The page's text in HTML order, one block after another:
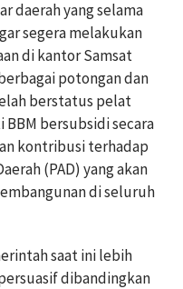
daerah yang selama
segera melakukan
di kantor Samsat
potongan dan
berstatus pelat
bersubsidi secara
kontribusi terhadap
(PAD) yang akan
di seluruh
saat ini lebih
dibandingkan